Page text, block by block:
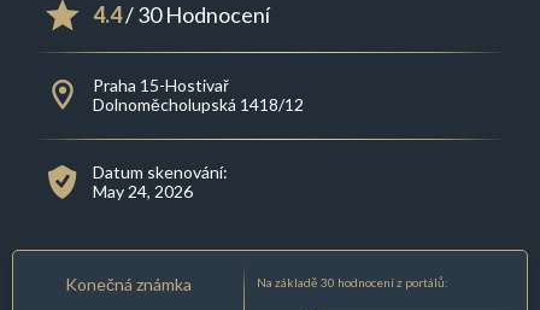
4.4/ 30 Hodnocení
Praha 15-Hostivař
Dolnoměcholupská 1418/12
Datum skenování:
May 24, 2026
Konečná známka Na základě 30 hodnocení z portálů: